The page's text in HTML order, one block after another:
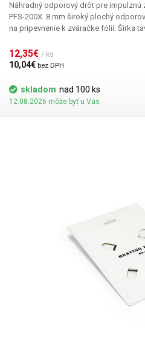
Náhradný odporový drôt pre
PFS-200X. 8 mm široký plochý
na pripevnenie k zváračke fólií. Šírka
12,35€ / ks
10,04€ bez DPH
skladom nad 100 ks
12.08.2026 môže byť u Vás